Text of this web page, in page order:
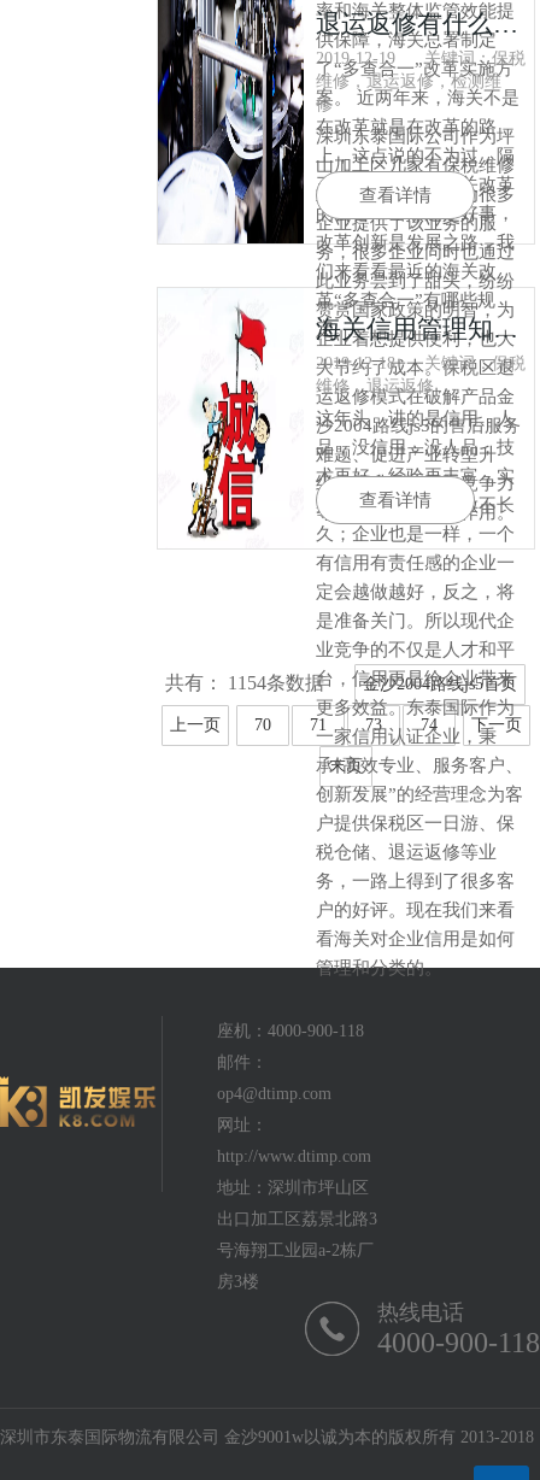
率和海关整体监管效能提
供保障，海关总署制定
了“多查合一”改革实施方
案。 近两年来，海关不是
在改革就是在改革的路
上，这点说的不为过，隔
三差五便能看到海关改革
的公告，当然这是好事，
改革创新是发展之路，我
们来看看最近的海关改
革“多查合一”有哪些规
定。
退运返修有什么优点
2019-12-19
关键词：保税
维修，退运返修，检测维
修
深圳东泰国际公司作为坪
山加工区几家有保税维修
业务的企业之一，为很多
企业提供了该业务的服
务，很多企业同时也通过
此业务尝到了甜头，纷纷
赞赏国家政策的明智，为
企业着想提供便利，也大
大节约了成本。保税区退
运返修模式在破解产品金
沙2004路线js5的售后服务
难题、促进产业转型升
级、提升品牌国际竞争力
等方面呈现了极大作用。
查看详情
海关信用管理知识知多少
2019-12-18
关键词：保税
维修，退运返修
这年头，讲的是信用、人
品，没信用，没人品，技
术再好，经验再丰富，实
力再强，生意也是做不长
久；企业也是一样，一个
有信用有责任感的企业一
定会越做越好，反之，将
是准备关门。所以现代企
业竞争的不仅是人才和平
台，信用更是给企业带来
更多效益。东泰国际作为
一家信用认证企业，秉
承“高效专业、服务客户、
创新发展”的经营理念为客
户提供保税区一日游、保
税仓储、退运返修等业
务，一路上得到了很多客
户的好评。现在我们来看
看海关对企业信用是如何
管理和分类的。
查看详情
共有： 1154条数据 金沙2004路线js5首页
上一页 70 71 73 74 下一页
末页
座机：4000-900-118
邮件：
op4@dtimp.com
网址：
http://www.dtimp.com
地址：深圳市坪山区
出口加工区荔景北路3
号海翔工业园a-2栋厂
房3楼
热线电话
4000-900-118
深圳市东泰国际物流有限公司 金沙9001w以诚为本的版权所有 2013-2018